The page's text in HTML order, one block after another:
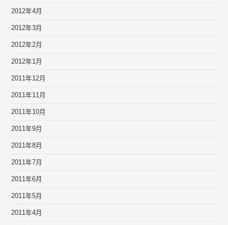
2012年4月
2012年3月
2012年2月
2012年1月
2011年12月
2011年11月
2011年10月
2011年9月
2011年8月
2011年7月
2011年6月
2011年5月
2011年4月